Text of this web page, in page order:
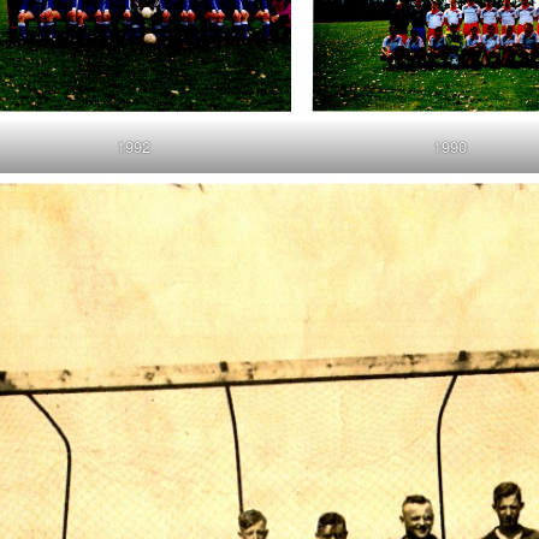
1992 1990